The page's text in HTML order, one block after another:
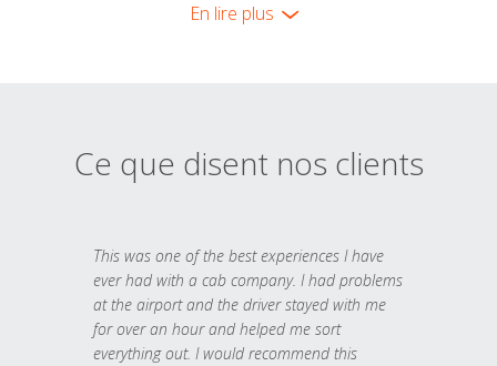
En lire plus
Ce que disent nos clients
This was one of the best experiences I have
ever had with a cab company. I had problems
at the airport and the driver stayed with me
for over an hour and helped me sort
everything out. I would recommend this